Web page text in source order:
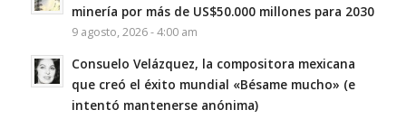
minería por más de US$50.000 millones para 2030
9 agosto, 2026 - 4:00 am
Consuelo Velázquez, la compositora mexicana
que creó el éxito mundial «Bésame mucho» (e
intentó mantenerse anónima)